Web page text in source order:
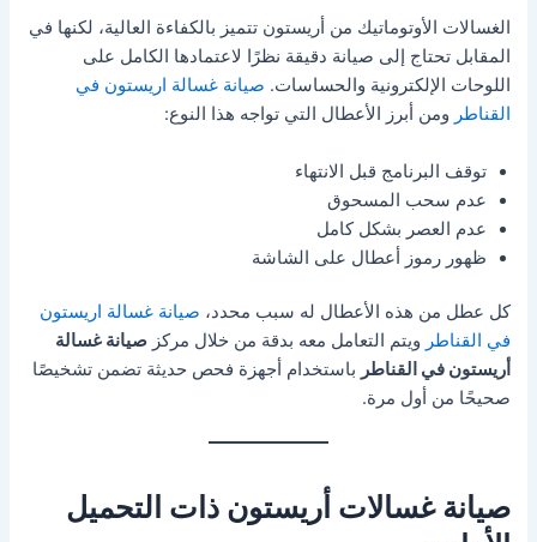
الغسالات الأوتوماتيك من أريستون تتميز بالكفاءة العالية، لكنها في
المقابل تحتاج إلى صيانة دقيقة نظرًا لاعتمادها الكامل على
اللوحات الإلكترونية والحساسات. صيانة غسالة اريستون في
القناطر ومن أبرز الأعطال التي تواجه هذا النوع:
توقف البرنامج قبل الانتهاء
عدم سحب المسحوق
عدم العصر بشكل كامل
ظهور رموز أعطال على الشاشة
كل عطل من هذه الأعطال له سبب محدد، صيانة غسالة اريستون
في القناطر ويتم التعامل معه بدقة من خلال مركزصيانة غسالة
أريستون في القناطر باستخدام أجهزة فحص حديثة تضمن تشخيصًا
صحيحًا من أول مرة.
صيانة غسالات أريستون ذات التحميل